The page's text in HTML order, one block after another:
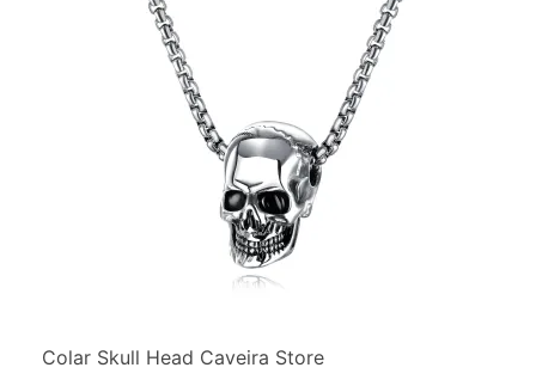
Colar Skull Head Caveira Store